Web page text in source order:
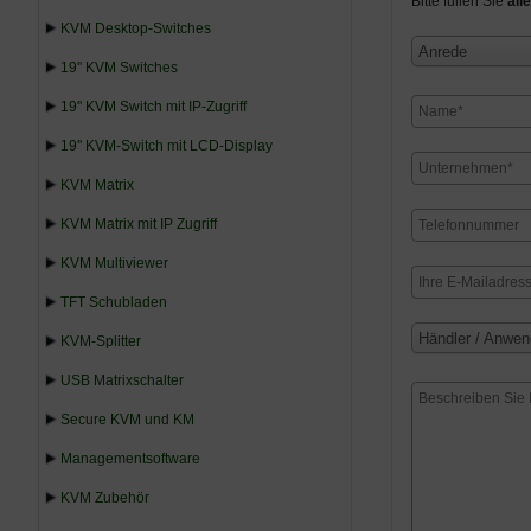
KVM Desktop-Switches
19'' KVM Switches
19'' KVM Switch mit IP-Zugriff
19'' KVM-Switch mit LCD-Display
KVM Matrix
KVM Matrix mit IP Zugriff
KVM Multiviewer
TFT Schubladen
KVM-Splitter
USB Matrixschalter
Secure KVM und KM
Managementsoftware
KVM Zubehör
Anrede
Händler /